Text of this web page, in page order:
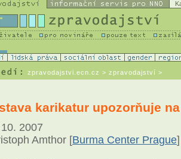
zpravodajstvi.ecn.cz > zpravodajství >
karikatur upozorňuje
2007
Amthor [Burma Center Prague